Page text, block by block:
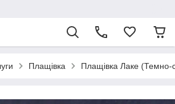
Плащівка Плащівка Лаке (Темно-